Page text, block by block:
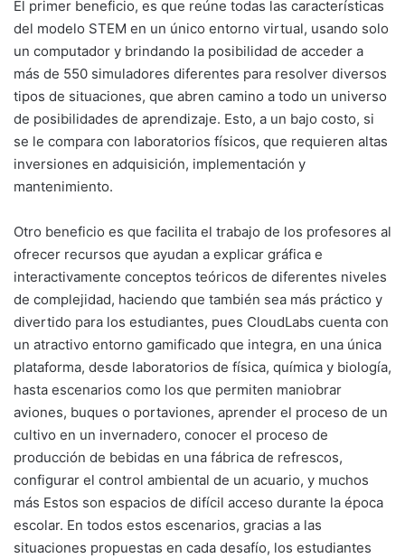
El primer beneficio, es que reúne todas las características
del modelo STEM en un único entorno virtual, usando solo
un computador y brindando la posibilidad de acceder a
más de 550 simuladores diferentes para resolver diversos
tipos de situaciones, que abren camino a todo un universo
de posibilidades de aprendizaje. Esto, a un bajo costo, si
se le compara con laboratorios físicos, que requieren altas
inversiones en adquisición, implementación y
mantenimiento.
Otro beneficio es que facilita el trabajo de los profesores al
ofrecer recursos que ayudan a explicar gráfica e
interactivamente conceptos teóricos de diferentes niveles
de complejidad, haciendo que también sea más práctico y
divertido para los estudiantes, pues CloudLabs cuenta con
un atractivo entorno gamificado que integra, en una única
plataforma, desde laboratorios de física, química y biología,
hasta escenarios como los que permiten maniobrar
aviones, buques o portaviones, aprender el proceso de un
cultivo en un invernadero, conocer el proceso de
producción de bebidas en una fábrica de refrescos,
configurar el control ambiental de un acuario, y muchos
más Estos son espacios de difícil acceso durante la época
escolar. En todos estos escenarios, gracias a las
situaciones propuestas en cada desafío, los estudiantes